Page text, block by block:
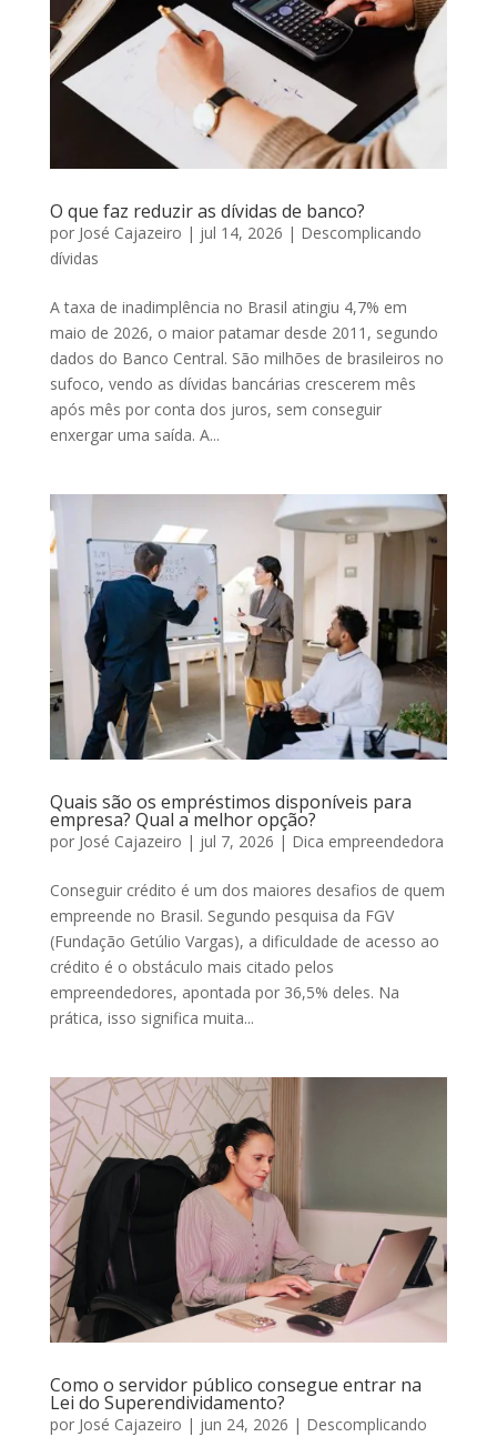
O que faz reduzir as dívidas de banco?
por José Cajazeiro | jul 14, 2026 | Descomplicando
dívidas
A taxa de inadimplência no Brasil atingiu 4,7% em
maio de 2026, o maior patamar desde 2011, segundo
dados do Banco Central. São milhões de brasileiros no
sufoco, vendo as dívidas bancárias crescerem mês
após mês por conta dos juros, sem conseguir
enxergar uma saída. A...
Quais são os empréstimos disponíveis para
empresa? Qual a melhor opção?
por José Cajazeiro | jul 7, 2026 | Dica empreendedora
Conseguir crédito é um dos maiores desafios de quem
empreende no Brasil. Segundo pesquisa da FGV
(Fundação Getúlio Vargas), a dificuldade de acesso ao
crédito é o obstáculo mais citado pelos
empreendedores, apontada por 36,5% deles. Na
prática, isso significa muita...
Como o servidor público consegue entrar na
Lei do Superendividamento?
por José Cajazeiro | jun 24, 2026 | Descomplicando